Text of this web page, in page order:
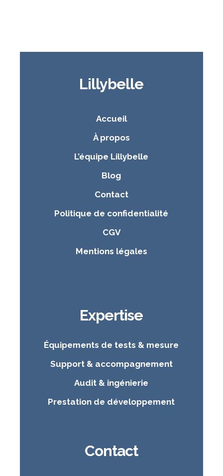
Lillybelle
Accueil
À propos
L’équipe Lillybelle
Blog
Contact
Politique de confidentialité
CGV
Mentions légales
Expertise
Équipements de tests & mesure
Support & accompagnement
Audit & ingénierie
Prestation de développement
Contact